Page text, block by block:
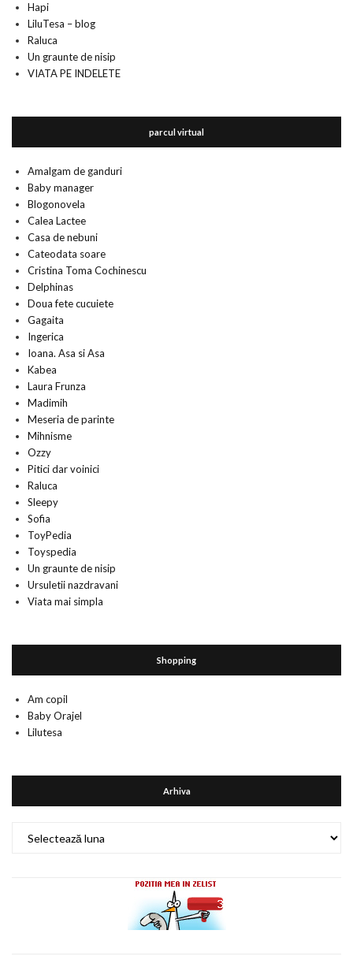
Hapi
LiluTesa – blog
Raluca
Un graunte de nisip
VIATA PE INDELETE
parcul virtual
Amalgam de ganduri
Baby manager
Blogonovela
Calea Lactee
Casa de nebuni
Cateodata soare
Cristina Toma Cochinescu
Delphinas
Doua fete cucuiete
Gagaita
Ingerica
Ioana. Asa si Asa
Kabea
Laura Frunza
Madimih
Meseria de parinte
Mihnisme
Ozzy
Pitici dar voinici
Raluca
Sleepy
Sofia
ToyPedia
Toyspedia
Un graunte de nisip
Ursuletii nazdravani
Viata mai simpla
Shopping
Am copil
Baby Orajel
Lilutesa
Arhiva